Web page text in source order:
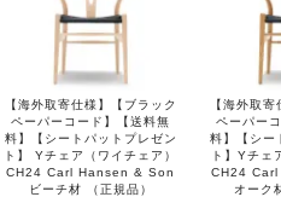
【海外取寄仕様】【ブラック
ペーパーコード】【送料無
料】【シートパットプレゼン
ト】 Yチェア（ワイチェア）
CH24 Carl Hansen & Son
ビーチ材 （正規品）
【海外取
ペーパー
料】【シー
ト】Yチェ
CH24
オーク